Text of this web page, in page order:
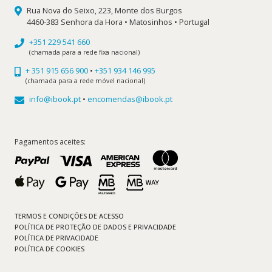
Rua Nova do Seixo, 223, Monte dos Burgos
4460-383 Senhora da Hora • Matosinhos • Portugal
+351 229 541 660
(chamada para a rede fixa nacional)
+ 351 915 656 900 • +351 934 146 995
(chamada para a rede móvel nacional)
info@ibook.pt • encomendas@ibook.pt
Pagamentos aceites:
TERMOS E CONDIÇÕES DE ACESSO
POLÍTICA DE PROTEÇÃO DE DADOS E PRIVACIDADE
POLÍTICA DE PRIVACIDADE
POLÍTICA DE COOKIES